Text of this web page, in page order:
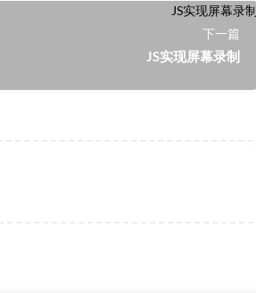
下一篇
JS实现屏幕录制